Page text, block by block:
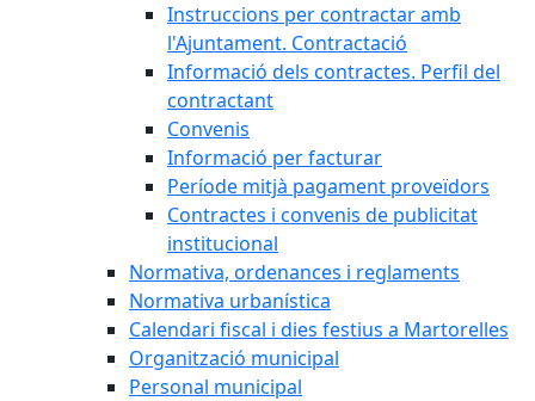
Instruccions per contractar amb
l'Ajuntament. Contractació
Informació dels contractes. Perfil del
contractant
Convenis
Informació per facturar
Període mitjà pagament proveïdors
Contractes i convenis de publicitat
institucional
Normativa, ordenances i reglaments
Normativa urbanística
Calendari fiscal i dies festius a Martorelles
Organització municipal
Personal municipal